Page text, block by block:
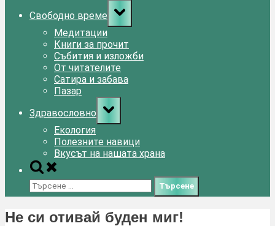
Свободно време
Toggle
sub-
menu
Медитации
Книги за прочит
Събития и изложби
От читателите
Сатира и забава
Пазар
Здравословно
Toggle
sub-
menu
Екология
Полезните навици
Вкусът на нашата храна
Toggle
search
form
Търсене
за:
Не си отивай буден миг!